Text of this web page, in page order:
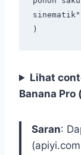
Lihat
Banana
Saran: